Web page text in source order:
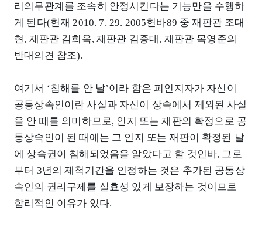
리의무관계를 조속히 안정시킨다는 기능만을 수행하
게 된다(헌재 2010. 7. 29. 2005헌바89 중 재판관 조대
현, 재판관 김희옥, 재판관 김종대, 재판관 목영준의
반대의견 참조).
여기서 ‘침해를 안 날’이라 함은 피인지자가 자신이
공동상속인이란 사실과 자신이 상속에서 제외된 사실
을 안 때를 의미하므로, 인지 또는 재판의 확정으로 공
동상속인이 된 때에는 그 인지 또는 재판이 확정된 날
에 상속권이 침해되었음을 알았다고 할 것인바, 그로
부터 3년의 제척기간을 인정하는 것은 추가된 공동상
속인의 권리구제를 실효성 있게 보장하는 것이므로
합리적인 이유가 있다.